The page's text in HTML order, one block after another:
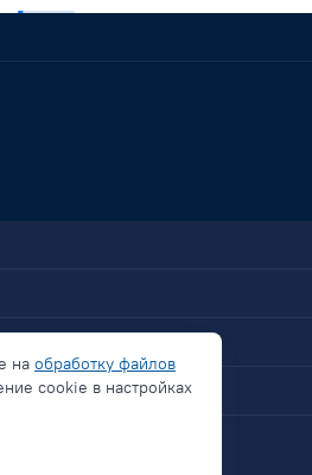
на обработку файлов
cookie в настройках